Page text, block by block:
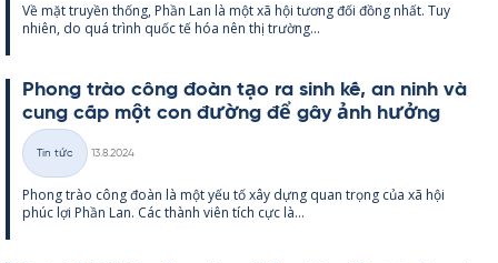
loại
Về mặt tru­yền thống, Phần Lan là một xã hội tương đối đồng nhất. Tuy
nhiên, do quá trình quốc tế hóa nên thị trường...
Phong trào công đoàn tạo ra sinh kế, an ninh và
cung cấp một con đường để gây ảnh hưởng
Thể
loại
Tin tức
13.8.2024
Phong trào công đoàn là một yếu tố xây dựng quan trọng của xã hội
phúc lợi Phần Lan. Các thành viên tích cực là...